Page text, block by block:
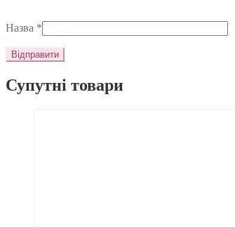
Назва *
Супутні товари